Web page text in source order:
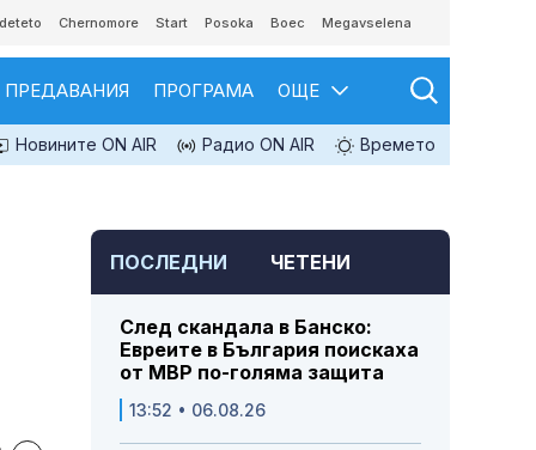
Chernomore Start Posoka Boec Megavselena
ПРЕДАВАНИЯ ПРОГРАМА ОЩЕ
Новините ON AIR Радио ON AIR Времето
ПОСЛЕДНИ ЧЕТЕНИ
След скандала в Банско:
Евреите в България поискаха
от МВР по-голяма защита
13:52 • 06.08.26